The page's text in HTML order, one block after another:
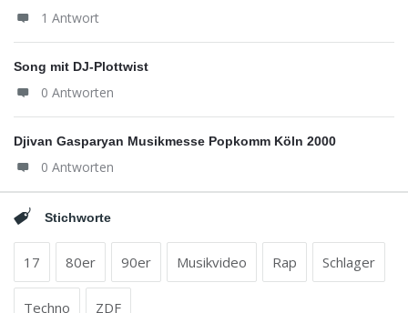
1 Antwort
Song mit DJ-Plottwist
0 Antworten
Djivan Gasparyan Musikmesse Popkomm Köln 2000
0 Antworten
Stichworte
17 80er 90er Musikvideo Rap Schlager
Techno ZDF